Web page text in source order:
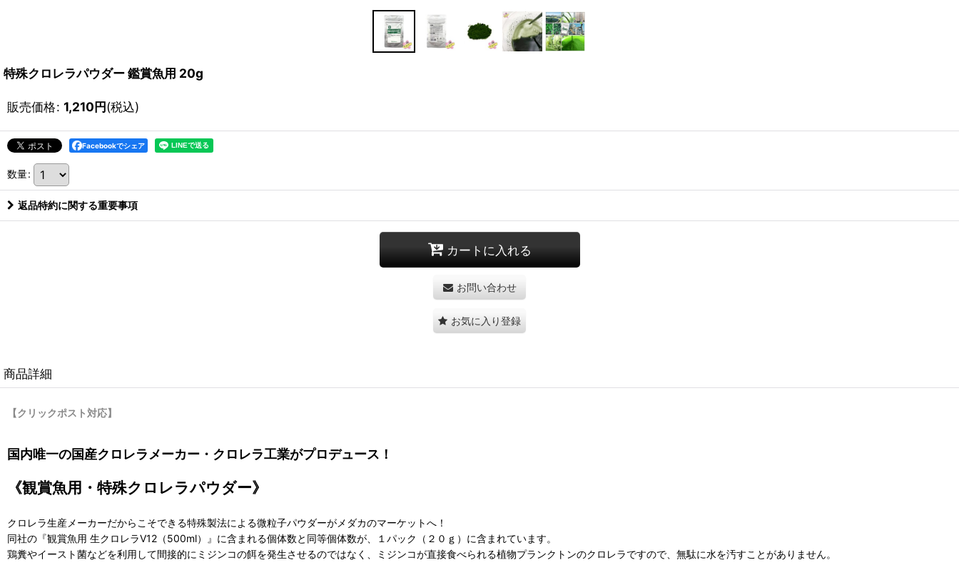
特殊クロレラパウダー 鑑賞魚用 20g
販売価格: 1,210円(税込)
Facebookでシェア
数量:
返品特約に関する重要事項
カートに入れる
お問い合わせ
お気に入り登録
商品詳細
【クリックポスト対応】
国内唯一の国産クロレラメーカー・クロレラ工業がプロデュース！
《観賞魚用・特殊クロレラパウダー》
クロレラ生産メーカーだからこそできる特殊製法による微粒子パウダーがメダカのマーケットへ！
同社の『観賞魚用 生クロレラV12（500ml）』に含まれる個体数と同等個体数が、１パック（２０ｇ）に含まれています。
鶏糞やイースト菌などを利用して間接的にミジンコの餌を発生させるのではなく、ミジンコが直接食べられる植物プランクトンのクロレラですので、無駄に水を汚すことがありません。